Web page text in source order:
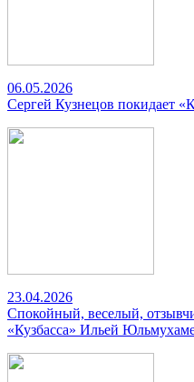
06.05.2026
Сергей Кузнецов покидает
23.04.2026
Спокойный, веселый,
«Кузбасса» Ильей